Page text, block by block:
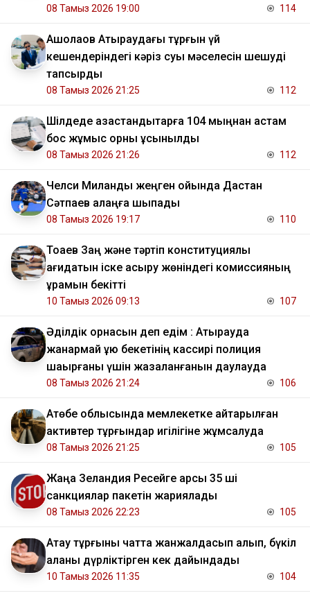
08 Тамыз 2026 19:00 114
​Ақшолақов Атыраудағы тұрғын үй
кешендеріндегі кәріз суы мәселесін шешуді
тапсырды
08 Тамыз 2026 21:25 112
​Шілдеде қазақстандықтарға 104 мыңнан астам
бос жұмыс орны ұсынылды
08 Тамыз 2026 21:26 112
Челси Миланды жеңген ойында Дастан
Сәтпаев алаңға шықпады
08 Тамыз 2026 19:17 110
Тоқаев Заң және тәртіп конституциялық
қағидатын іске асыру жөніндегі комиссияның
құрамын бекітті
10 Тамыз 2026 09:13 107
Әділдік орнасын деп едім : Атырауда
жанармай құю бекетінің кассирі полиция
шақырғаны үшін жазаланғанын даулауда
08 Тамыз 2026 21:24 106
​Ақтөбе облысында мемлекетке қайтарылған
активтер тұрғындар игілігіне жұмсалуда
08 Тамыз 2026 21:25 105
Жаңа Зеландия Ресейге қарсы 35 ші
санкциялар пакетін жариялады
08 Тамыз 2026 22:23 105
Ақтау тұрғыны чатта жанжалдасып қалып, бүкіл
қаланы дүрліктірген кек дайындады
10 Тамыз 2026 11:35 104